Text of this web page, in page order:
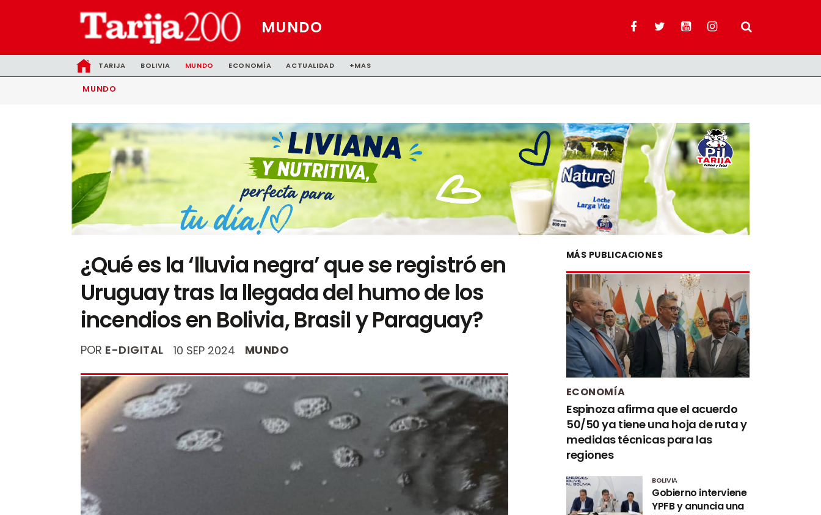
MUNDO
TARIJA BOLIVIA MUNDO ECONOMÍA ACTUALIDAD +MAS
MUNDO
¿Qué es la ‘lluvia negra’ que se registró en
Uruguay tras la llegada del humo de los
incendios en Bolivia, Brasil y Paraguay?
POR E-DIGITAL 10 SEP 2024 MUNDO
MÁS PUBLICACIONES
ECONOMÍA
Espinoza afirma que el acuerdo
50/50 ya tiene una hoja de ruta y
medidas técnicas para las
regiones
BOLIVIA
Gobierno interviene
YPFB y anuncia una